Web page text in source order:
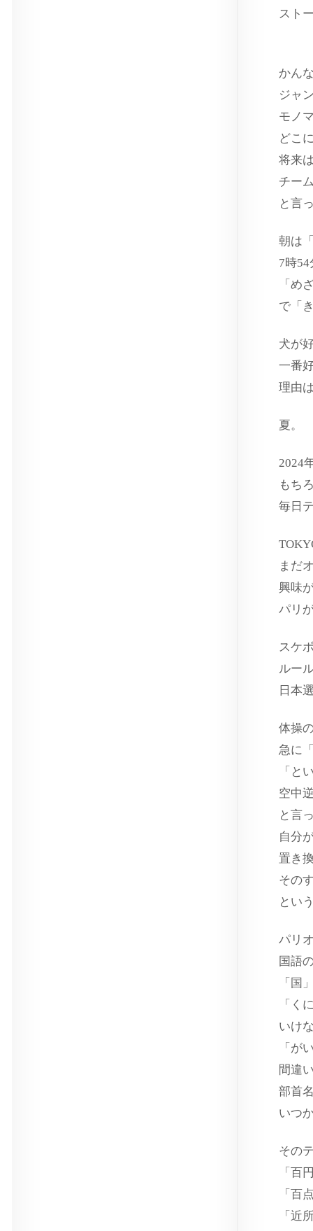
スト
かん
ジャ
モノ
どこ
将来
チー
と言
朝は
7時
「め
で「
犬が
一番
理由
夏。
2024
もち
毎日
まだ
興味
パリ
スケ
ルー
日本
体操
急に
「と
空中
と言
自分
置き
その
とい
パリ
国語
「国
「く
いけ
「が
間違
部首
いつ
その
「百
「百
「近